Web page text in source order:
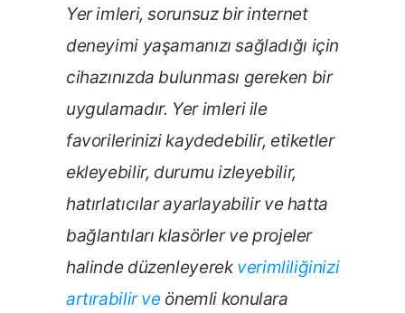
Yer imleri, sorunsuz bir internet
deneyimi yaşamanızı sağladığı için
cihazınızda bulunması gereken bir
uygulamadır. Yer imleri ile
favorilerinizi kaydedebilir, etiketler
ekleyebilir, durumu izleyebilir,
hatırlatıcılar ayarlayabilir ve hatta
bağlantıları klasörler ve projeler
halinde düzenleyerekverimliliğinizi
artırabilir veönemli konulara